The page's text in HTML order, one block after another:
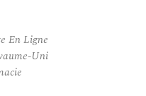
En Ligne
Uni